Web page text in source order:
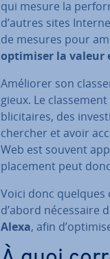
qui mesure la
d’autres sites
de mesures pour
optimiser la valeur
Améliorer son
gieux. Le
bli­ci­taires, des
cher­cher et avoir
Web est souvent
placement peut
Voici donc quelques
d’abord né­ces­saire
Alexa, afin